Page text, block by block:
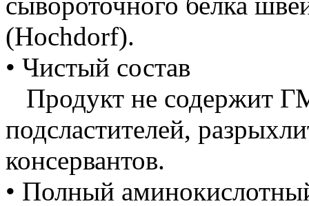
(Hochdorf).
• Чистый состав
Продукт не содержит
подсластителей,
консервантов.
• Полный